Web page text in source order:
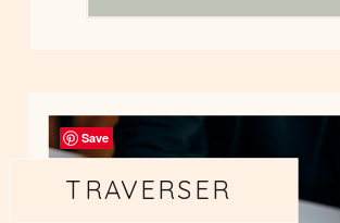
TRAVERSER
Save